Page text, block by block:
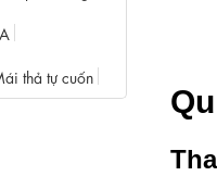
thả tự cuốn